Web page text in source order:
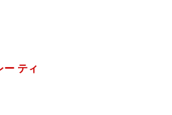
ー ティ